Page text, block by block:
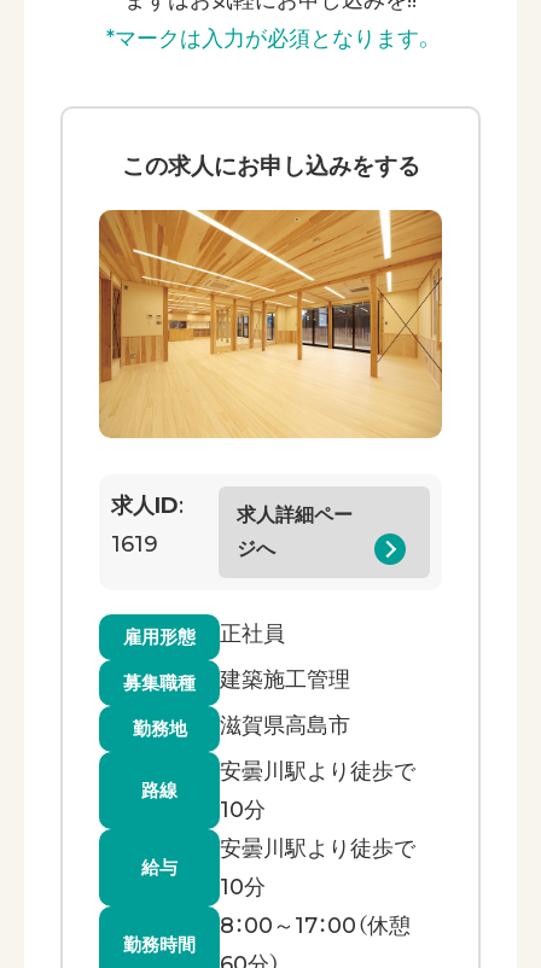
*マークは入力が必須となります。
この求人にお申し込みをする
求人ID:
1619
求人詳細ペー
ジへ
雇用形態 正社員
募集職種 建築施工管理
勤務地 滋賀県高島市
路線
安曇川駅より徒歩で
10分
給与
安曇川駅より徒歩で
10分
勤務時間
8：00～17：00（休憩